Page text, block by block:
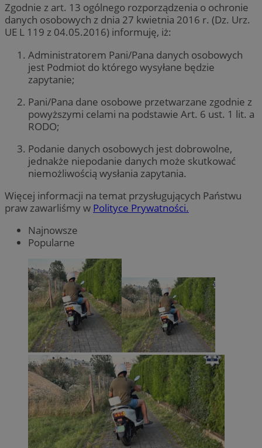
Zgodnie z art. 13 ogólnego rozporządzenia o ochronie
danych osobowych z dnia 27 kwietnia 2016 r. (Dz. Urz.
UE L 119 z 04.05.2016) informuję, iż:
Administratorem Pani/Pana danych osobowych
jest Podmiot do którego wysyłane będzie
zapytanie;
Pani/Pana dane osobowe przetwarzane zgodnie z
powyższymi celami na podstawie Art. 6 ust. 1 lit. a
RODO;
Podanie danych osobowych jest dobrowolne,
jednakże niepodanie danych może skutkować
niemożliwością wysłania zapytania.
Więcej informacji na temat przysługujących Państwu
praw zawarliśmy w Polityce Prywatności.
Najnowsze
Popularne